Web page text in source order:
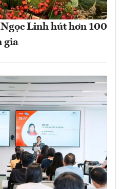
Linh hút hơn 100
gia